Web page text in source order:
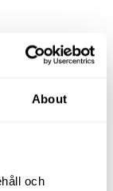
About
och